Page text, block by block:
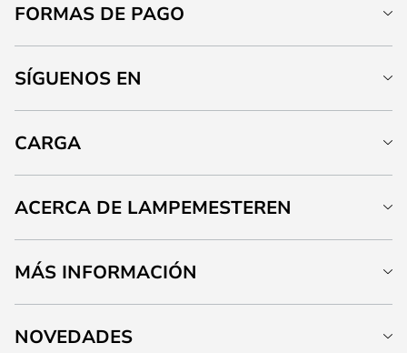
FORMAS DE PAGO
SÍGUENOS EN
CARGA
ACERCA DE LAMPEMESTEREN
MÁS INFORMACIÓN
NOVEDADES